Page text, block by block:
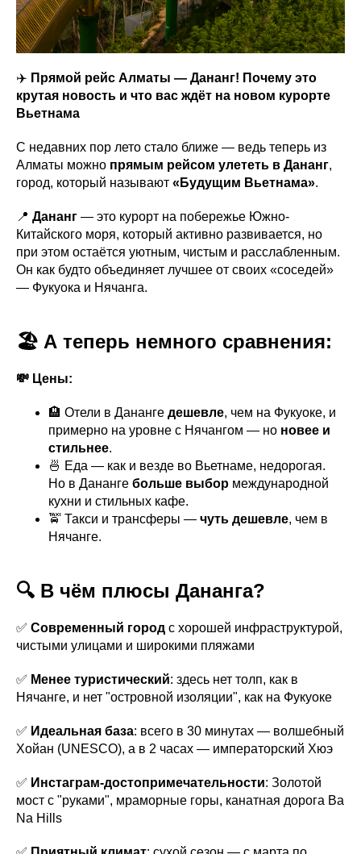
✈️ Прямой рейс Алматы — Дананг! Почему это
крутая новость и что вас ждёт на новом курорте
Вьетнама
С недавних пор лето стало ближе — ведь теперь из
Алматы можно прямым рейсом улететь в Дананг,
город, который называют «Будущим Вьетнама».
📍 Дананг — это курорт на побережье Южно-
Китайского моря, который активно развивается, но
при этом остаётся уютным, чистым и расслабленным.
Он как будто объединяет лучшее от своих «соседей»
— Фукуока и Нячанга.
🏖 А теперь немного сравнения:
💸 Цены:
🏨 Отели в Дананге дешевле, чем на Фукуоке, и
примерно на уровне с Нячангом — но новее и
стильнее.
🍜 Еда — как и везде во Вьетнаме, недорогая.
Но в Дананге больше выбор международной
кухни и стильных кафе.
🚖 Такси и трансферы — чуть дешевле, чем в
Нячанге.
🔍 В чём плюсы Дананга?
✅ Современный город с хорошей инфраструктурой,
чистыми улицами и широкими пляжами
✅ Менее туристический: здесь нет толп, как в
Нячанге, и нет "островной изоляции", как на Фукуоке
✅ Идеальная база: всего в 30 минутах — волшебный
Хойан (UNESCO), а в 2 часах — императорский Хюэ
✅ Инстаграм-достопримечательности: Золотой
мост с "руками", мраморные горы, канатная дорога Ba
Na Hills